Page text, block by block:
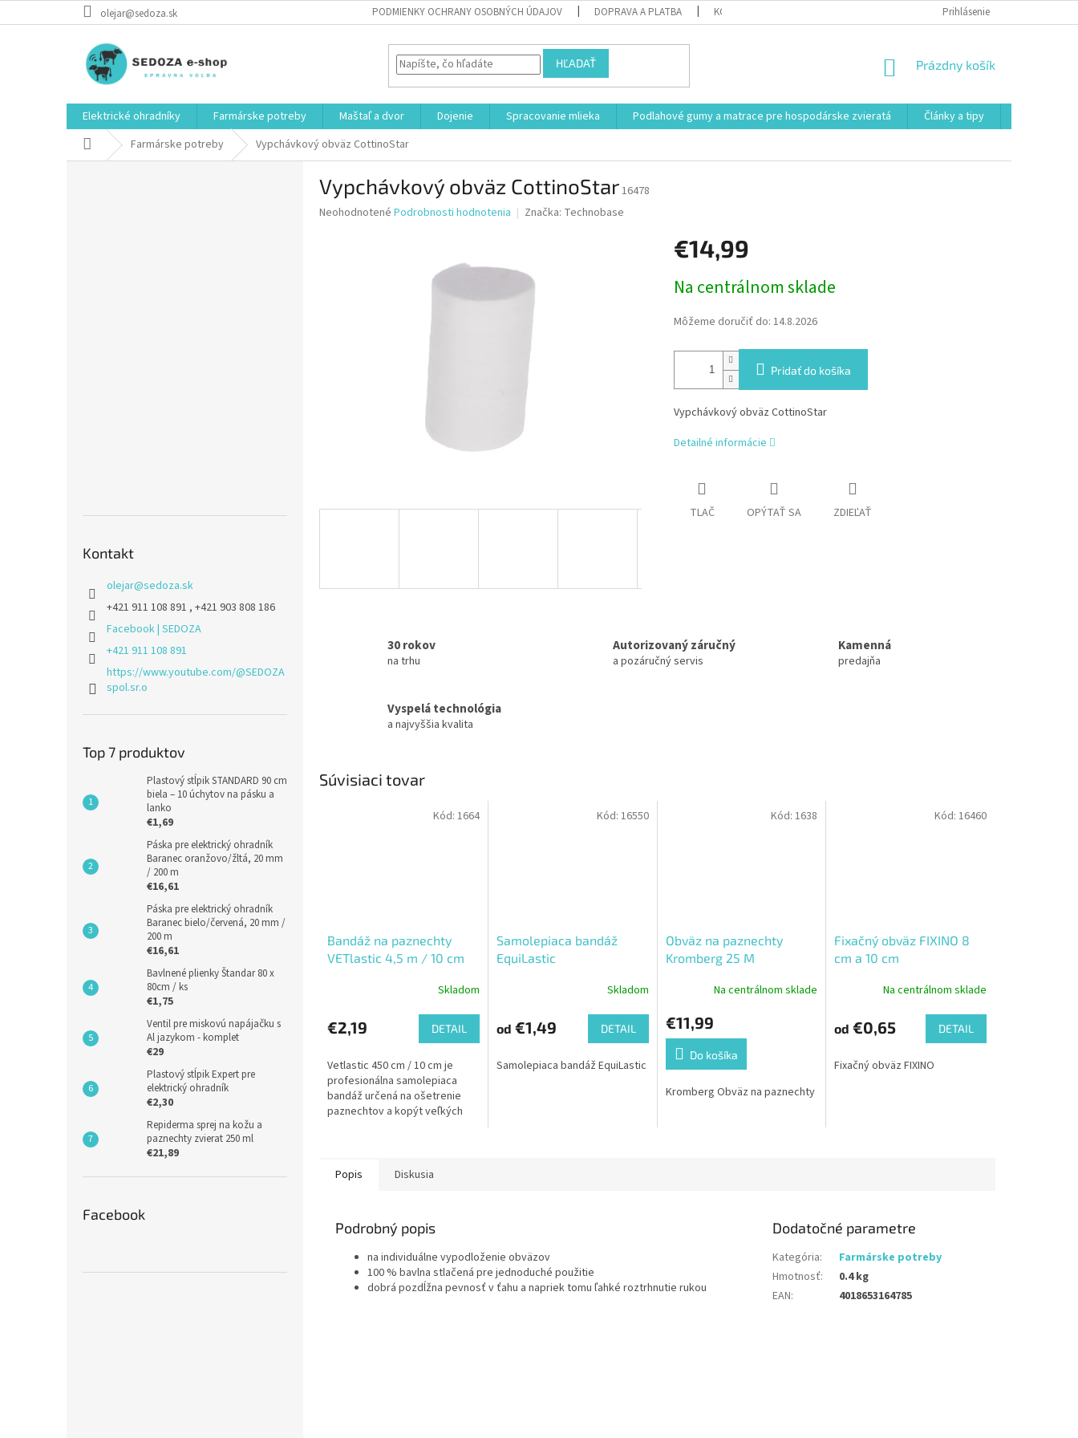
na
olejar@sedoza.sk PODMIENKY OCHRANY OSOBNÝCH ÚDAJOV DOPRAVA A PLATBA KONTAKT VŠEOBECNÉ OBCHODNÉ PODMIENKY POSTUP
Prihlásenie
HĽADAŤ
NÁKUPNÝ
Prázdny košík
Elektrické ohradníky Farmárske potreby Maštaľ a dvor Dojenie Spracovanie mlieka Podlahové gumy a matrace pre hospodárske zvieratá Články a tipy
DomovFarmárske potreby Vypchávkový obväz CottinoStar
Kontakt
olejar@sedoza.sk
+421 911 108 891 , +421 903 808 186
Facebook | SEDOZA
+421 911 108 891
https://www.youtube.com/@SEDOZA
spol.sr.o
Top 7 produktov
Plastový stĺpik STANDARD 90 cm
biela – 10 úchytov na pásku a
lanko
€1,69
Páska pre elektrický ohradník
Baranec oranžovo/žltá, 20 mm
/ 200 m
€16,61
Páska pre elektrický ohradník
Baranec bielo/červená, 20 mm /
200 m
€16,61
Bavlnené plienky Štandar 80 x
80cm / ks
€1,75
Ventil pre miskovú napájačku s
Al jazykom - komplet
€29
Plastový stĺpik Expert pre
elektrický ohradník
€2,30
Repiderma sprej na kožu a
paznechty zvierat 250 ml
€21,89
Facebook
Vypchávkový obväz CottinoStar16478
Priemerné
Neohodnotené Podrobnosti hodnotenia Značka: Technobase
€14,99
cena:
Na centrálnom sklade
Môžeme doručiť do: 14.8.2026
Pridať do košíka
Vypchávkový obväz CottinoStar
Detailné informácie
TLAČ OPÝTAŤ SA ZDIEĽAŤ
30 rokov
na trhu
Autorizovaný záručný
a pozáručný servis
Kamenná
predajňa
Vyspelá technológia
a najvyššia kvalita
Súvisiaci tovar
Bandáž na paznechty
VETlastic 4,5 m / 10 cm
Skladom
€2,19 DETAIL
Vetlastic 450 cm / 10 cm je
profesionálna samolepiaca
bandáž určená na ošetrenie
paznechtov a kopýt veľkých
Kód: 1664
Samolepiaca bandáž
EquiLastic
Skladom
od €1,49 DETAIL
Samolepiaca bandáž EquiLastic
Kód: 16550
Obväz na paznechty
Kromberg 25 M
Na centrálnom sklade
€11,99
Do košíka
Kromberg Obväz na paznechty
Kód:1638
Fixačný obväz FIXINO 8
cm a 10 cm
Na centrálnom sklade
od €0,65 DETAIL
Fixačný obväz FIXINO
Kód: 16460
Popis Diskusia
Podrobný popis
na individuálne vypodloženie obväzov
100 % bavlna stlačená pre jednoduché použitie
dobrá pozdĺžna pevnosť v ťahu a napriek tomu ľahké roztrhnutie rukou
Dodatočné parametre
Kategória:
Farmárske potreby
Hmotnosť:
0.4 kg
EAN: 4018653164785